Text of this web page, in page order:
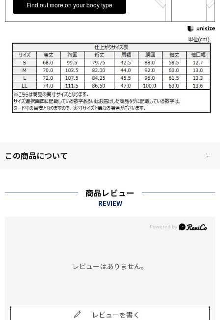
Find out more on your body type
この商品について
商品レビュー
REVIEW
レビューはありません。
レビューを書く